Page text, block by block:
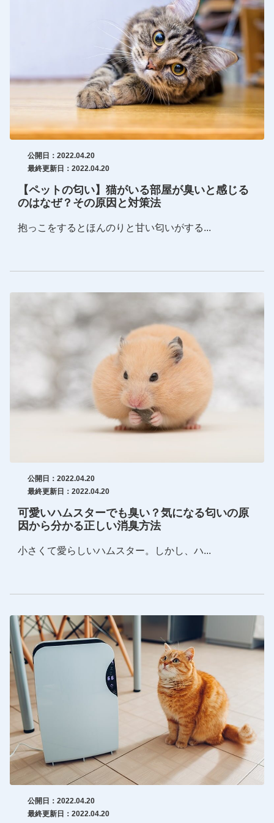
公開日：2022.04.20
最終更新日：2022.04.20
【ペットの匂い】猫がいる部屋が臭いと感じる
のはなぜ？その原因と対策法
抱っこをするとほんのりと甘い匂いがする...
公開日：2022.04.20
最終更新日：2022.04.20
可愛いハムスターでも臭い？気になる匂いの原
因から分かる正しい消臭方法
小さくて愛らしいハムスター。しかし、ハ...
公開日：2022.04.20
最終更新日：2022.04.20